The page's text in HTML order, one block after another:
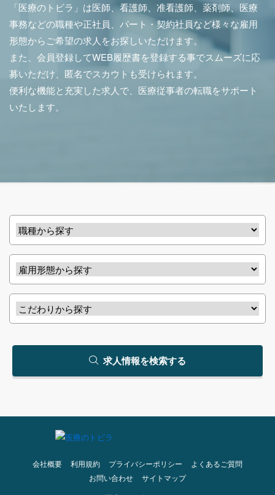
「医療のトビラ」は医師、看護師、准看護師、薬剤師、医療
事務などの職種や正社員、パート・契約社員など様々な雇用
形態からご希望の求人をお探しいただけます。
また、会員登録してWEB履歴書を登録する事でスムーズに応
募いただけ、匿名でスカウトも受けられます。
便利な機能と充実した求人で、医療従事者の転職をサポート
いたします。
求人情報を検索する
会社概要 利用規約 プライバシーポリシー
よくあるご質問
お問い合わせ
サイトマップ